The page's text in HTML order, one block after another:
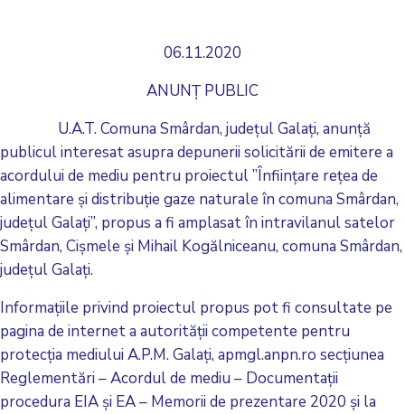
06.11.2020
ANUNȚ PUBLIC
U.A.T. Comuna Smârdan, județul Galați, anunță
publicul interesat asupra depunerii solicitării de emitere a
acordului de mediu pentru proiectul ”Înființare rețea de
alimentare și distribuție gaze naturale în comuna Smârdan,
județul Galați”, propus a fi amplasat în intravilanul satelor
Smârdan, Cișmele și Mihail Kogălniceanu, comuna Smârdan,
județul Galați.
Informațiile privind proiectul propus pot fi consultate pe
pagina de internet a autorității competente pentru
protecția mediului A.P.M. Galați, apmgl.anpn.ro secțiunea
Reglementări – Acordul de mediu – Documentații
procedura EIA și EA – Memorii de prezentare 2020 și la